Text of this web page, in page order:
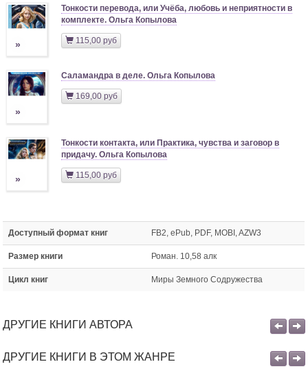
»
Тонкости перевода, или Учёба, любовь и неприятности в
комплекте. Ольга Копылова
115,00 руб
»
Саламандра в деле. Ольга Копылова
169,00 руб
»
Тонкости контакта, или Практика, чувства и заговор в
придачу. Ольга Копылова
115,00 руб
Доступный формат книг FB2, ePub, PDF, MOBI, AZW3
Размер книги Роман. 10,58 алк
Цикл книг Миры Земного Содружества
ДРУГИЕ КНИГИ АВТОРА
ДРУГИЕ КНИГИ В ЭТОМ ЖАНРЕ